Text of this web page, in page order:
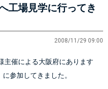
工場見学に行ってき
2008/11/29 09:00
主催による大阪府にあります
参加してきました。